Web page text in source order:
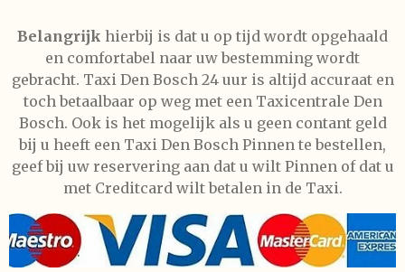
Belangrijk hierbij is dat u op tijd wordt opgehaald
en comfortabel naar uw bestemming wordt
gebracht. Taxi Den Bosch 24 uur is altijd accuraat en
toch betaalbaar op weg met een Taxicentrale Den
Bosch. Ook is het mogelijk als u geen contant geld
bij u heeft een Taxi Den Bosch Pinnen te bestellen,
geef bij uw reservering aan dat u wilt Pinnen of dat u
met Creditcard wilt betalen in de Taxi.